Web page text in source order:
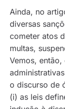
Ainda, no
diversas
cometer atos
multas,
Vemos,
o discurso de
(i) as leis